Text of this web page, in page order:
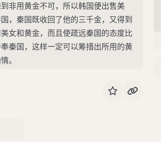
非用黄金不可，所以韩国便出售美
，秦国既收回了他的三千金，又得到
女和黄金，而且使疏远秦国的态度比
秦国，这样一定可以筹措出所用的黄
。